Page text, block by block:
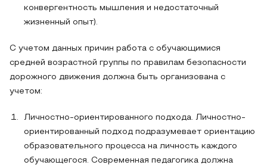
конвергентность мышления и недостаточный
жизненный опыт).
С учетом данных причин работа с обучающимися
средней возрастной группы по правилам безопасности
дорожного движения должна быть организована с
учетом:
Личностно-ориентированного подхода. Личностно-
ориентированный подход подразумевает ориентацию
образовательного процесса на личность каждого
обучающегося. Современная педагогика должна